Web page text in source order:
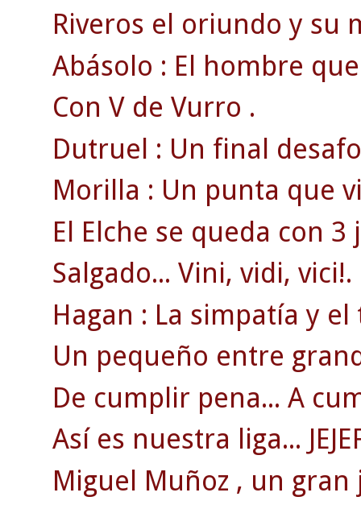
Riveros el oriundo y su
Abásolo : El hombre
Con V de Vurro .
Dutruel : Un final
Morilla : Un punta que
El Elche se queda con
Salgado... Vini, vidi, vici!.
Hagan : La simpatía y
Un pequeño entre
De cumplir pena... A
Así es nuestra liga...
Miguel Muñoz , un